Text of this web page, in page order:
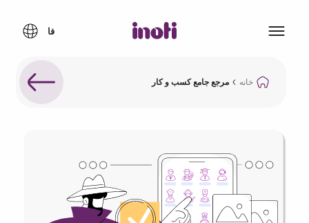
خانه مرجع جامع کسب و کار